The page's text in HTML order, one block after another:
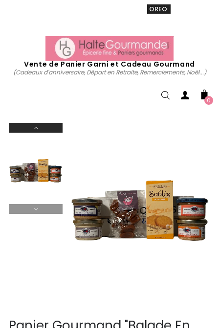
OREO
Vente de Panier Garni et Cadeau Gourmand
(Cadeaux d'anniversaire, Départ en Retraite, Remerciements, Noël...)
0